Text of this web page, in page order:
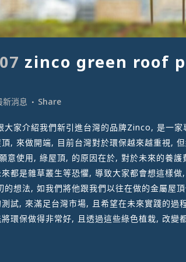
zinco green roof
新消息 Share
大家介紹我們新引進台灣的品牌Zinco, 是一
, 來做開端, 目前台灣對於環保越來越重視,
意使用, 綠屋頂, 的原因在於, 對於未來的養
都是雜草叢生等恐懼, 導致大家都會想這樣
的想法, 如我們將他跟我們以往在做的金屬屋
試, 來滿足台灣市場, 且希望在未來實踐的過
環保做得非常好, 且透過這些綠色植栽, 改變